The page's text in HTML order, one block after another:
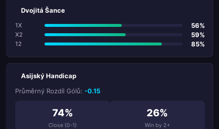
Dvojitá Šance
1X 56%
X2 59%
12 85%
Asijský Handicap
Průměrný Rozdíl Gólů: -0.15
74%
Close (0-1)
26%
Win by 2+